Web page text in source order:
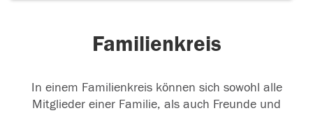
Familienkreis
In einem Familienkreis können sich sowohl alle
Mitglieder einer Familie, als auch Freunde und